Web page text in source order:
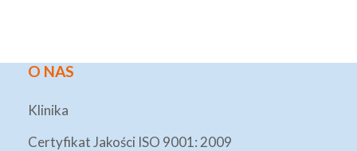
O NAS
Klinika
Certyfikat Jakości ISO 9001: 2009